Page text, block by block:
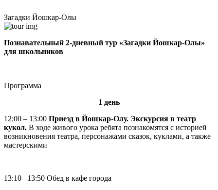
Загадки Йошкар-Олы
Познавательный 2-дневный тур «Загадки Йошкар-Олы»
для школьников
Программа
1 день
12:00 – 13:00 Приезд в Йошкар-Олу. Экскурсия в театр
кукол. В ходе живого урока ребята познакомятся с историей
возникновения театра, персонажами сказок, куклами, а также
мастерскими
13:10– 13:50 Обед в кафе города